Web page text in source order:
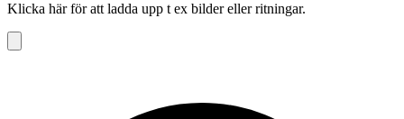
Klicka här för att ladda upp t ex bilder eller ritningar.